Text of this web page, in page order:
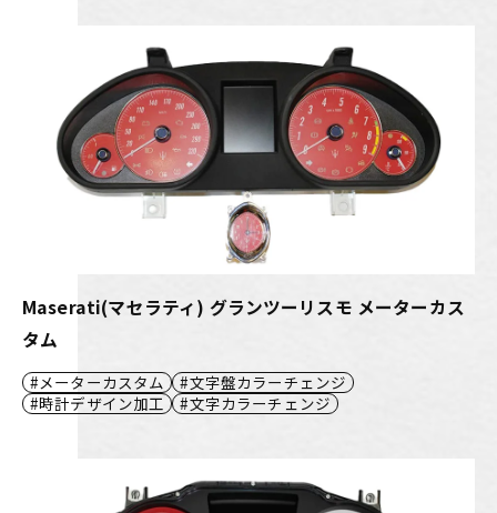
Maserati(マセラティ) グランツーリスモ メーターカス
タム
メーターカスタム
文字盤カラーチェンジ
時計デザイン加工
文字カラーチェンジ